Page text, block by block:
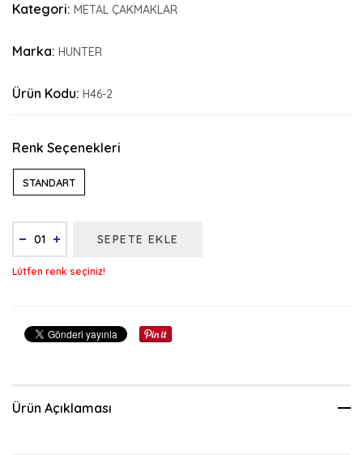
Kategori: METAL ÇAKMAKLAR
Marka: HUNTER
Ürün Kodu: H46-2
Renk Seçenekleri
STANDART
SEPETE EKLE
Lütfen renk seçiniz!
Ürün Açıklaması